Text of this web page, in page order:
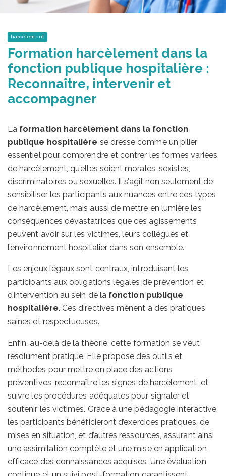
harcèlement
Formation harcèlement dans la
fonction publique hospitalière :
Reconnaître, intervenir et
accompagner
La formation harcèlement dans la fonction
publique hospitalière se dresse comme un pilier
essentiel pour comprendre et contrer les formes variées
de harcèlement, qu’elles soient morales, sexistes,
discriminatoires ou sexuelles. Il s’agit non seulement de
sensibiliser les participants aux nuances entre ces types
de harcèlement, mais aussi de mettre en lumière les
conséquences dévastatrices que ces agissements
peuvent avoir sur les victimes, leurs collègues et
l’environnement hospitalier dans son ensemble.
Les enjeux légaux sont centraux, introduisant les
participants aux obligations légales de prévention et
d’intervention au sein de la fonction publique
hospitalière. Ces directives mènent à des pratiques
saines et respectueuses.
Enfin, au-delà de la théorie, cette formation se veut
résolument pratique. Elle propose des outils et
méthodes pour mettre en place des actions
préventives, reconnaître les signes de harcèlement, et
suivre les procédures adéquates pour signaler et
soutenir les victimes. Grâce à une pédagogie interactive,
les participants bénéficieront d’exercices pratiques, de
mises en situation, et d’autres ressources, assurant ainsi
une assimilation complète et une mise en application
efficace des connaissances acquises. Une évaluation